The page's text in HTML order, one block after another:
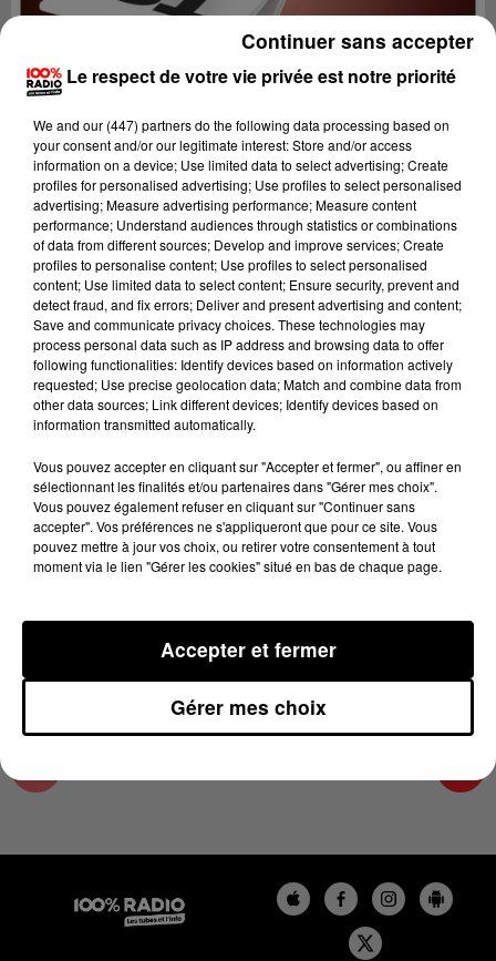
Lecture (1 min 14 sec)
100%
100% Radio l'agenda du sud Tarn
22 avril 2025 - 1 min 14 sec
L'AGENDA DU SUD TARN DU 22/04/2025 À
07H55
L'AGENDA DU SUD TARN
Le respect de votre vie privée est notre priorité
We and our (447) partnersdo the following data processing based on
your consent and/or our legitimate interest: Store and/or access
information on a device; Use limited data to select advertising; Create
profiles for personalised advertising; Use profiles to select personalised
advertising; Measure advertising performance; Measure content
performance; Understand audiences through statistics or combinations
of data from different sources; Develop and improve services; Create
profiles to personalise content; Use profiles to select personalised
content; Use limited data to select content; Ensure security, prevent and
detect fraud, and fix errors; Deliver and present advertising and content;
Save and communicate privacy choices. These technologies may
process personal data such as IP address and browsing data to offer
following functionalities: Identify devices based on information actively
requested; Use precise geolocation data; Match and combine data from
other data sources; Link different devices; Identify devices based on
information transmitted automatically.
Vous pouvez accepter en cliquant sur "Accepter et fermer", ou affiner en
sélectionnant les finalités et/ou partenaires dans "Gérer mes choix".
Vous pouvez également refuser en cliquant sur "Continuer sans
accepter". Vos préférences ne s'appliqueront que pour ce site. Vous
pouvez mettre à jour vos choix, ou retirer votre consentement à tout
moment via le lien "Gérer les cookies" situé en bas de chaque page.
Gérer mes choix
Accepter et fermer
Continuer sans accepter